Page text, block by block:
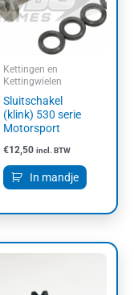
Kettingen en
Kettingwielen
Sluitschakel
(klink) 530 serie
Motorsport
€12,50 incl. BTW
In mandje
Prijsklasse:
Dit